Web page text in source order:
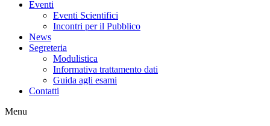
Eventi
Eventi Scientifici
Incontri per il Pubblico
News
Segreteria
Modulistica
Informativa trattamento dati
Guida agli esami
Contatti
Menu